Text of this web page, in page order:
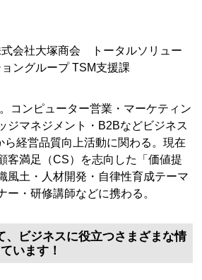
式会社大塚商会 トータルソリュー
ョングループ TSM支援課
コンピューター営業・マーケティン
ジマネジメント・B2Bなどビジネス
ら経営品質向上活動に関わる。現在
客満足（CS）を志向した「価値提
風土・人材開発・自律性育成テーマ
ー・研修講師などに携わる。
、ビジネスに役立つさまざまな情
います！